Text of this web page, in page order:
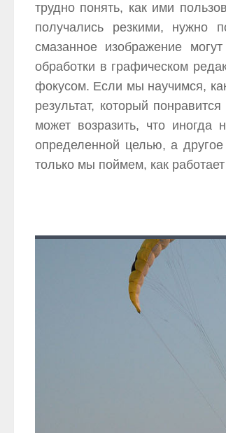
трудно понять, как ими
получались резкими, нужно
смазанное изображение
обработки в графическом
фокусом. Если мы научимся,
результат, который
может возразить, что
определенной целью, а
только мы поймем, как